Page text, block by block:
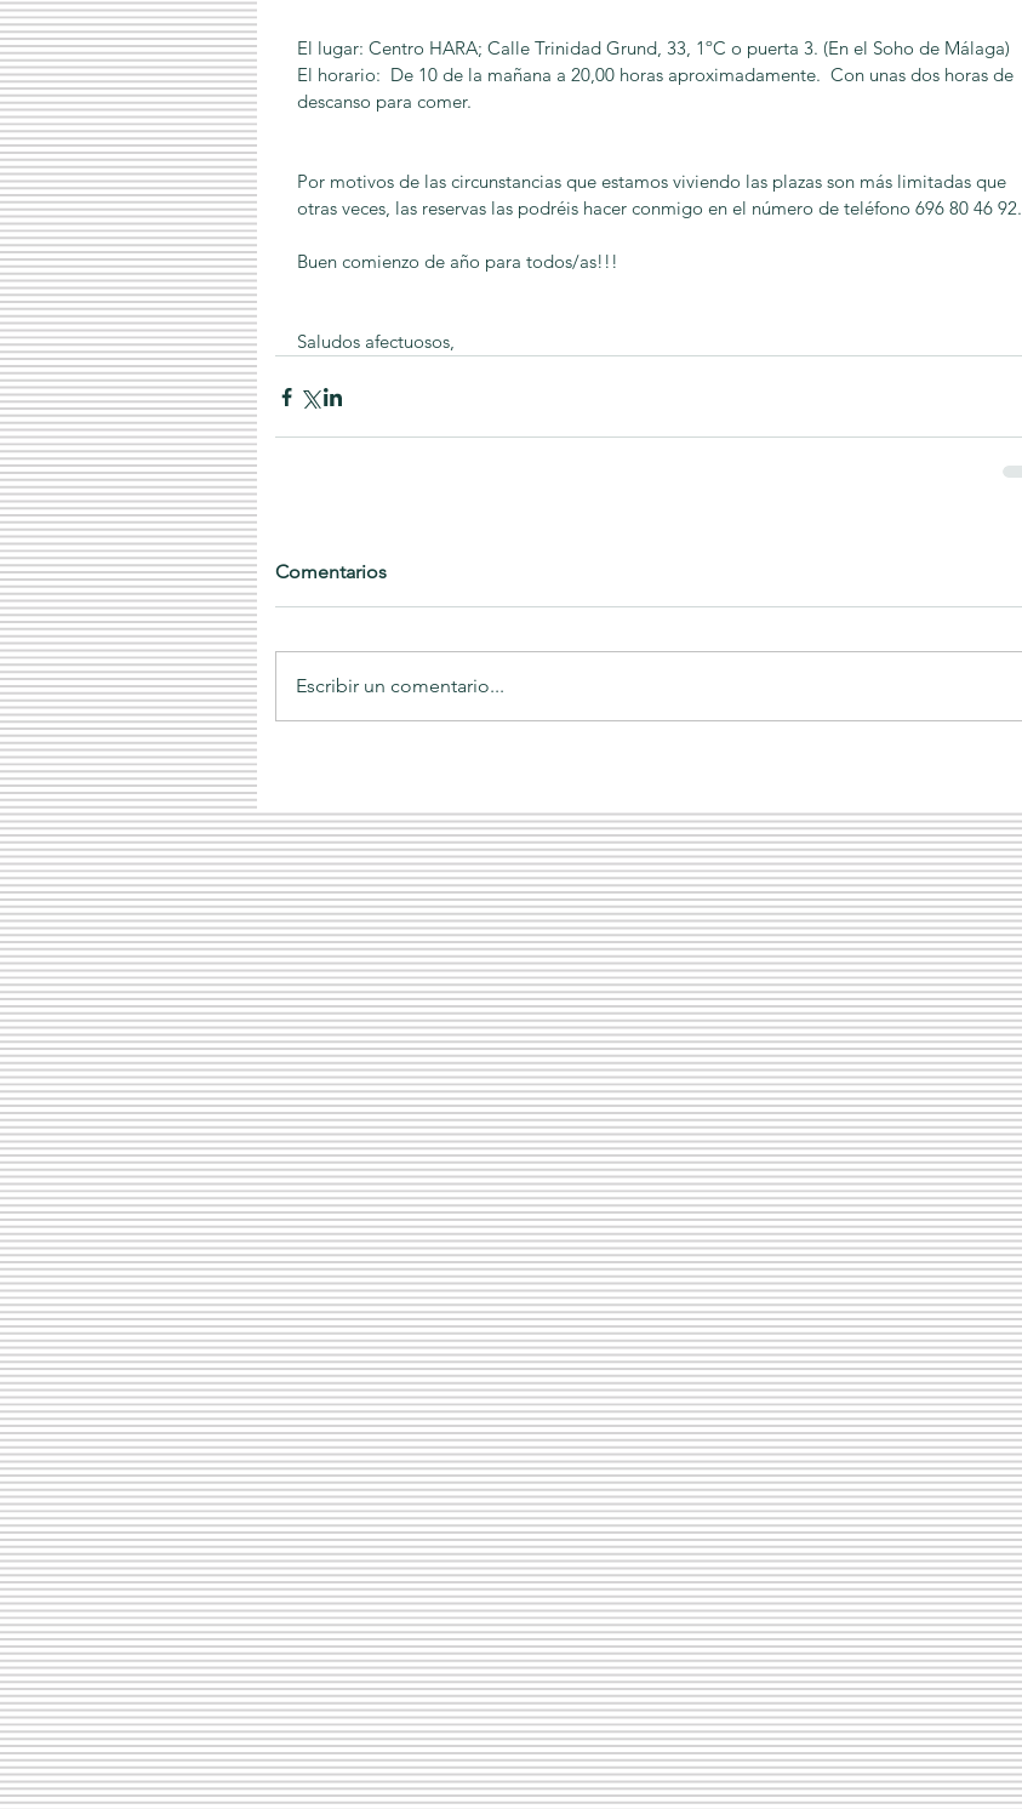
El lugar: Centro HARA; Calle Trinidad Grund, 33, 1ºC o puerta 3. (En el Soho de Málaga)
El horario:  De 10 de la mañana a 20,00 horas aproximadamente.  Con unas dos horas de
descanso para comer.
Por motivos de las circunstancias que estamos viviendo las plazas son más limitadas que
otras veces, las reservas las podréis hacer conmigo en el número de teléfono 696 80 46 92.
Buen comienzo de año para todos/as!!!
Saludos afectuosos,
Comentarios
Escribir un comentario...